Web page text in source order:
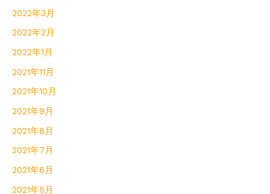
2022年3月
2022年2月
2022年1月
2021年11月
2021年10月
2021年9月
2021年8月
2021年7月
2021年6月
2021年5月